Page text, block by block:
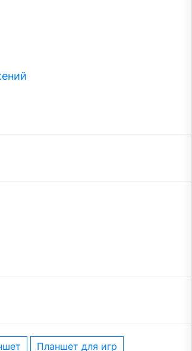
планшет для игр